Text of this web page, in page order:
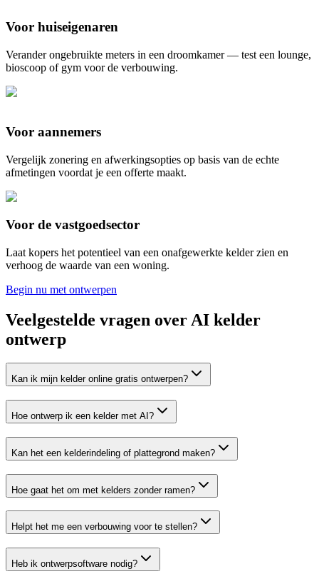
Voor huiseigenaren
Verander ongebruikte meters in een droomkamer — test een lounge,
bioscoop of gym voor de verbouwing.
Voor aannemers
Vergelijk zonering en afwerkingsopties op basis van de echte
afmetingen voordat je een offerte maakt.
Voor de vastgoedsector
Laat kopers het potentieel van een onafgewerkte kelder zien en
verhoog de waarde van een woning.
Begin nu met ontwerpen
Veelgestelde vragen over AI kelder
ontwerp
Kan ik mijn kelder online gratis ontwerpen?
Hoe ontwerp ik een kelder met AI?
Kan het een kelderindeling of plattegrond maken?
Hoe gaat het om met kelders zonder ramen?
Helpt het me een verbouwing voor te stellen?
Heb ik ontwerpsoftware nodig?